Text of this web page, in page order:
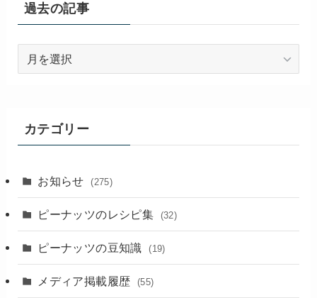
過去の記事
カテゴリー
お知らせ (275)
ピーナッツのレシピ集 (32)
ピーナッツの豆知識 (19)
メディア掲載履歴 (55)